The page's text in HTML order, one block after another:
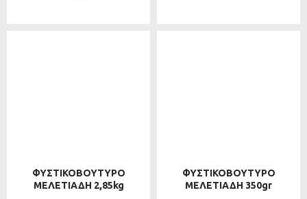
ΦΥΣΤΙΚΟΒΟΥΤΥΡΟ
ΜΕΛΕΤΙΑΔΗ 2,85kg
ΦΥΣΤΙΚΟΒΟΥΤΥΡΟ
ΜΕΛΕΤΙΑΔΗ 350gr